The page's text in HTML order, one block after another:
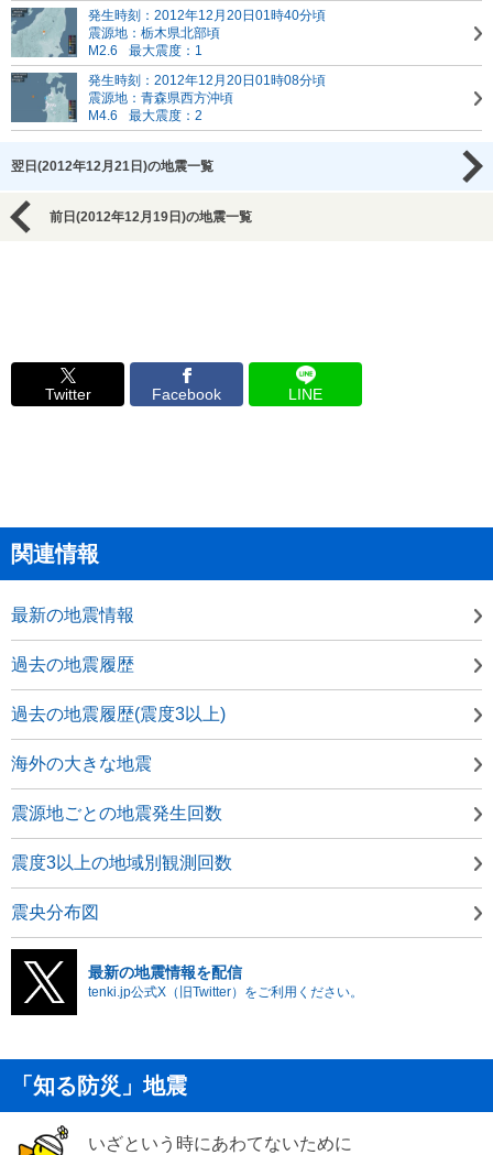
発生時刻：2012年12月20日01時40分頃
震源地：栃木県北部頃
M2.6
最大震度：1
発生時刻：2012年12月20日01時08分頃
震源地：青森県西方沖頃
M4.6
最大震度：2
翌日(2012年12月21日)の地震一覧
前日(2012年12月19日)の地震一覧
Twitter Facebook LINE
関連情報
最新の地震情報
過去の地震履歴
過去の地震履歴(震度3以上)
海外の大きな地震
震源地ごとの地震発生回数
震度3以上の地域別観測回数
震央分布図
最新の地震情報を配信
tenki.jp公式X（旧Twitter）をご利用ください。
「知る防災」地震
いざという時にあわてないために